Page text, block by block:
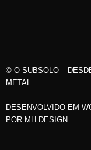
© O SUBSOLO –
METAL
DESENVOLVIDO EM
POR MH DESIGN